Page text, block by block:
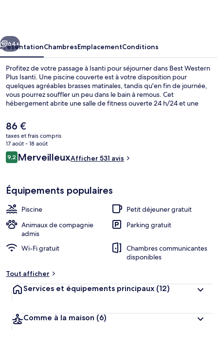
Suivant
64+
PrésentationChambresEmplacementConditions
Profitez de votre passage à Isanti pour séjourner dans Best Western
Plus Isanti. Une piscine couverte est à votre disposition pour
quelques agréables brasses matinales, tandis qu'en fin de journée,
vous pourrez souffler un peu dans le bain à remous. Cet
hébergement abrite une salle de fitness ouverte 24 h/24 et une
bénéficient d'un réfrigérateur et un micro-ondes. Les autres
voyageurs ne tarissent pas d'éloges en ce qui concerne le personnel
attentionné et le petit déjeuner.
Le
prix
actuel
est
de
86 €
taxes et frais compris
17 août - 18 août
Avis
voyageurs
9,29,2 sur 10
MerveilleuxAfficher 531 avis
Équipements populaires
Piscine
Petit déjeuner gratuit
Animaux de compagnie
admis
Parking gratuit
Wi-Fi gratuit
Chambres communicantes
disponibles
Tout afficher
Services et équipements principaux (12)
Comme à la maison (6)